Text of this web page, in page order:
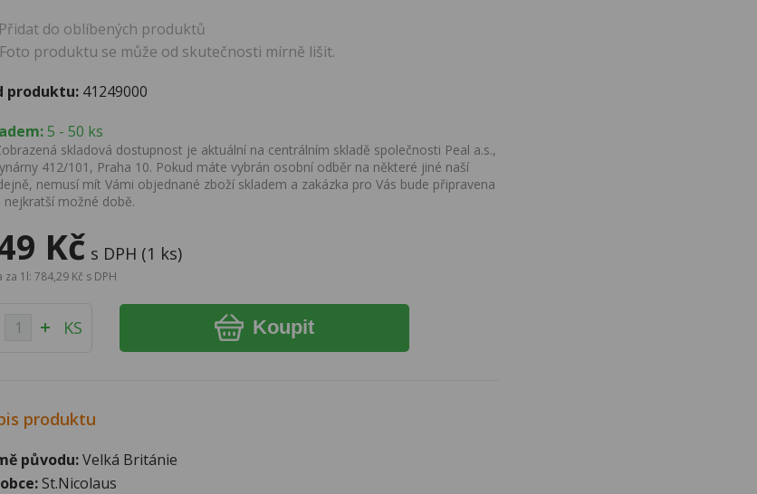
Přidat do oblíbených produktů
Foto produktu se může od skutečnosti mírně lišit.
produktu: 41249000
5 - 50 ks
skladová dostupnost je aktuální na centrálním skladě společnosti Peal a.s.,
412/101, Praha 10. Pokud máte vybrán osobní odběr na některé jiné naší
nemusí mít Vámi objednané zboží skladem a zakázka pro Vás bude připravena
nejkratší možné době.
Kč s DPH (1 ks)
za 1l: 784,29 Kč s DPH
KS Koupit
produktu
původu:Velká Británie
St.Nicolaus